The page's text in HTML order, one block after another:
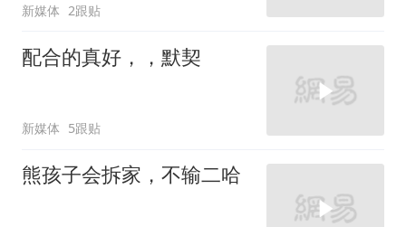
新媒体 2跟贴
配合的真好，，默契
新媒体 5跟贴
熊孩子会拆家，不输二哈